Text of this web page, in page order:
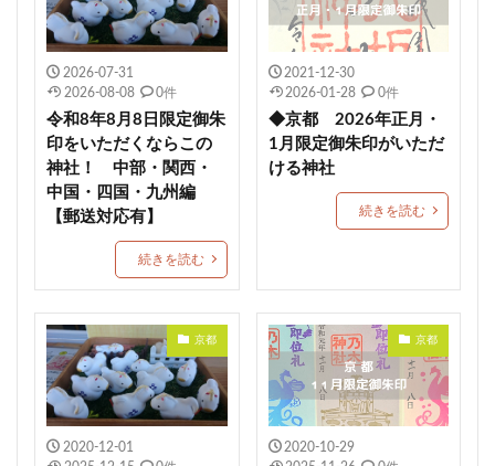
恩智神社 多太神社 由良湊神社
期間限定御朱印 大阪市 ねこ 栃木
健康成就 海津天神社 熊本
尾長天満宮 荘内神社
千勝神社 本居宣長 菊名神社 唐人石
かつおのたたき丼 九重神社
kichijitsu 小野照崎神社
速秋津比売神のイラストが描かれた御朱印帳
間々田八幡宮 阿智神社
建勲神社 大将軍神社 下野星宮神社
駐車場情報 毛谷黒龍神社 網戸神社
石清尾八幡宮 師走限定御朱印 如月限定御朱印
神馬 城山八幡宮 伏木香取神社
2026-07-31
2026-08-08
0件
令和8年8月8日限定御朱
印をいただくならこの
神社！ 中部・関西・
中国・四国・九州編
【郵送対応有】
続きを読む
2021-12-30
2026-01-28
0件
◆京都 2026年正月・
1月限定御朱印がいただ
ける神社
続きを読む
京都
2020-12-01
京都
2020-10-29